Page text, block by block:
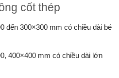
cốt thép
đến 300×300 mm có chiều dài bé
400×400 mm có chiều dài lớn